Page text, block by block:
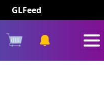
GLFeed